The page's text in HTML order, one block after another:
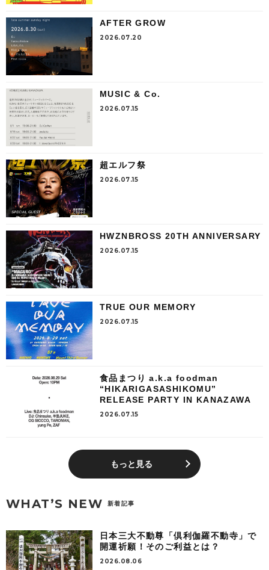
AFTER GROW
2026.07.20
MUSIC & Co.
2026.07.15
超エルフ祭
2026.07.15
HWZNBROSS 20TH ANNIVERSARY
2026.07.15
TRUE OUR MEMORY
2026.07.15
食品まつり a.k.a foodman
“HIKARIGASASHIKOMU”
RELEASE PARTY IN KANAZAWA
2026.07.15
もっと見る
WHAT’S NEW 新着記事
日本三大不動尊「倶利伽羅不動寺」で
開運祈願！そのご利益とは？
2026.08.06